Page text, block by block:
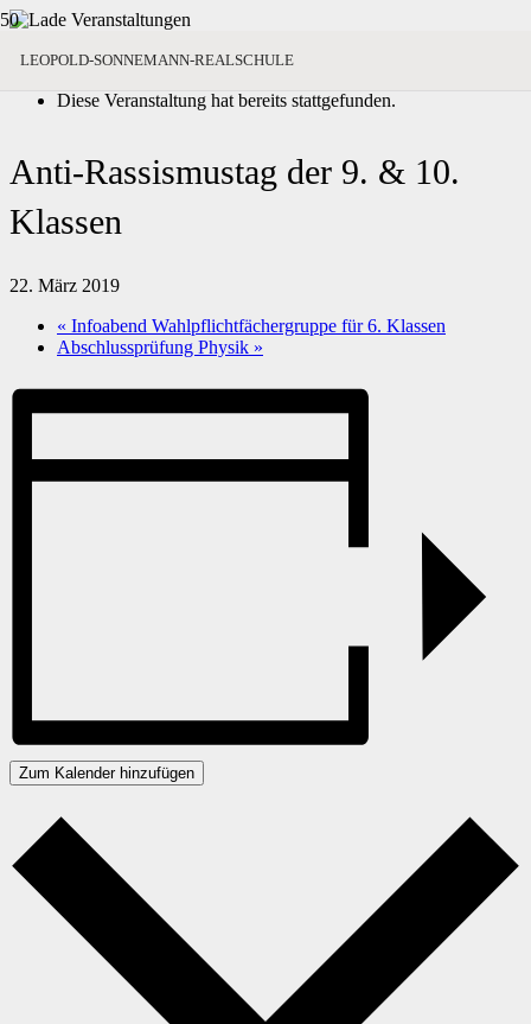
LEOPOLD-SONNEMANN-REALSCHULE
« Alle Veranstaltungen
Diese Veranstaltung hat bereits stattgefunden.
Anti-Rassismustag der 9. & 10.
Klassen
22. März 2019
« Infoabend Wahlpflichtfächergruppe für 6. Klassen
Abschlussprüfung Physik »
Zum Kalender hinzufügen